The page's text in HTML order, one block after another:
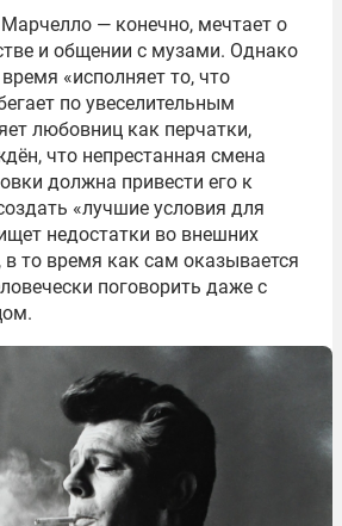
— конечно, мечтает о
и общении с музами. Однако
«исполняет то, что
по увеселительным
любовниц как перчатки,
что непрестанная смена
должна привести его к
«лучшие условия для
недостатки во внешних
в то время как сам оказывается
поговорить даже с